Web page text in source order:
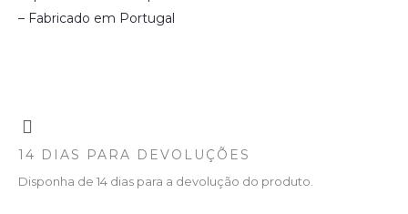
– Fabricado em Portugal
14 DIAS PARA DEVOLUÇÕES
Disponha de 14 dias para a devolução do produto.